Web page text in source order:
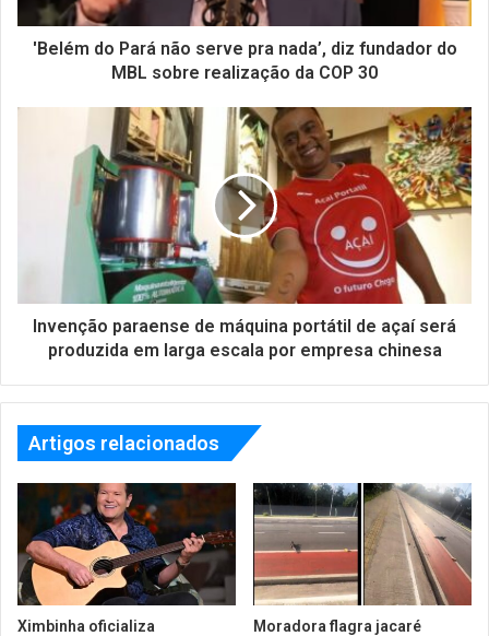
'Belém do Pará não serve pra nada’, diz fundador do
MBL sobre realização da COP 30
Invenção paraense de máquina portátil de açaí será
produzida em larga escala por empresa chinesa
Artigos relacionados
Ximbinha oficializa Moradora flagra jacaré